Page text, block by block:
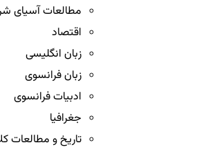
مطالعات آسیای
اقتصاد
زبان انگلیسی
زبان فرانسوی
ادبیات فرانسوی
جغرافیا
تاریخ و مطالعات